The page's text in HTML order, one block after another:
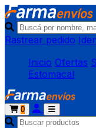
Rastrear pedido
Inicio Ofertas
Estomacal
0